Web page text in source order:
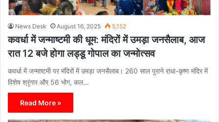
News Desk August 16, 2025 5,152
कवर्धा में जन्माष्टमी की धूम: मंदिरों में उमड़ा जनसैलाब, आज
रात 12 बजे होगा लड्डू गोपाल का जन्मोत्सव
कवर्धा में जन्माष्टमी पर मंदिरों में उमड़ा जनसैलाब। 260 साल पुराने राधा-कृष्ण मंदिर में
विशेष श्रृंगार और 56 भोग, कल…
Read More »